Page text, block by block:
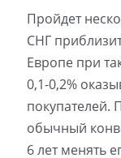
Пройдет
СНГ
Европе при
0,1-0,2%
покупателей.
обычный
6 лет менять